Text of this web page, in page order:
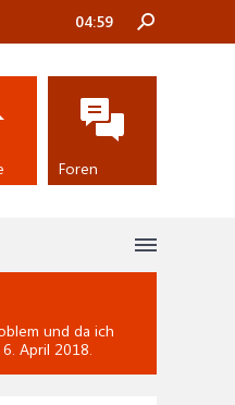
und da ich
6. April 2018.
04:59
Foren